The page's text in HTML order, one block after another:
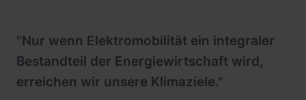
"Nur wenn Elektromobilität ein integraler
Bestandteil der Energiewirtschaft wird,
erreichen wir unsere Klimaziele."